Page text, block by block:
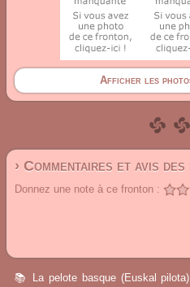
Afficher les
› Commentaires et avis
Donnez une note à ce fronton :
📚 La pelote basque (Euskal